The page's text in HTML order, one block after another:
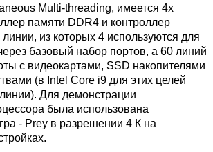
Multi-threading, имеется 4х
памяти DDR4 и контроллер
из которых 4 используются для
базовый набор портов, а 60 линий
с видеокартами, SSD накопителями
(в Intel Core i9 для этих целей
Для демонстрации
была использована
- Prey в разрешении 4 К на